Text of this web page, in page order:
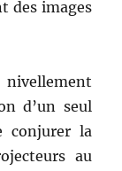
des images
d’un seul
conjurer la
au